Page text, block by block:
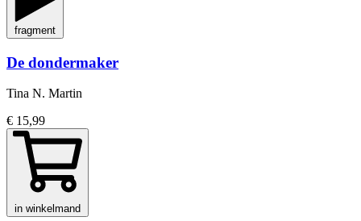
fragment
De dondermaker
Tina N. Martin
€ 15,99
in winkelmand